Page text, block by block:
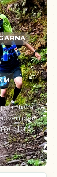
i Norra
eller